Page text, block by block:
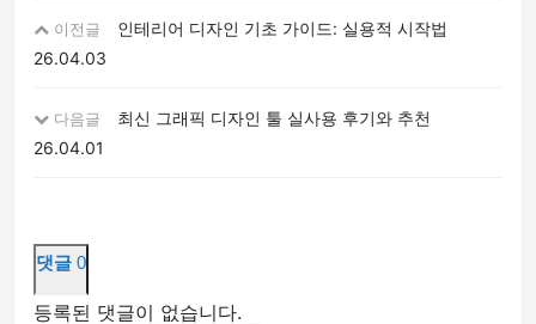
이전글
인테리어 디자인 기초 가이드: 실용적 시작법
26.04.03
다음글
최신 그래픽 디자인 툴 실사용 후기와 추천
26.04.01
댓글 0
등록된 댓글이 없습니다.